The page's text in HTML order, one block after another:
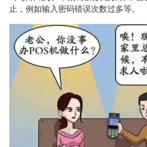
止，例如输入密码错误次数过多等。